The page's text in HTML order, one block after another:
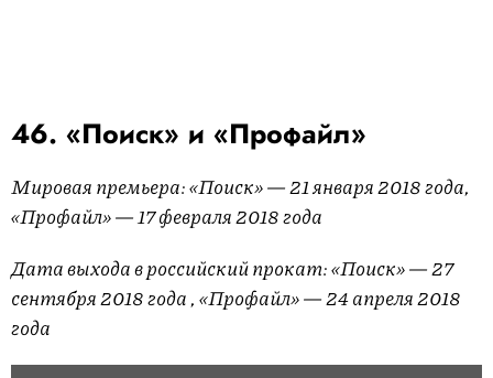
46. «Поиск» и «Профайл»
Мировая премьера: «Поиск» — 21 января 2018 года,
«Профайл» — 17 февраля 2018 года
Дата выхода в российский прокат: «Поиск» — 27
сентября 2018 года , «Профайл» — 24 апреля 2018
года